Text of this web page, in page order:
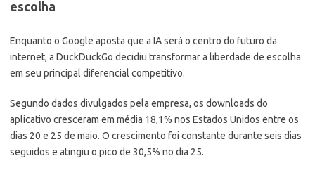
escolha
Enquanto o Google aposta que a IA será o centro do futuro da
internet, a DuckDuckGo decidiu transformar a liberdade de escolha
em seu principal diferencial competitivo.
Segundo dados divulgados pela empresa, os downloads do
aplicativo cresceram em média 18,1% nos Estados Unidos entre os
dias 20 e 25 de maio. O crescimento foi constante durante seis dias
seguidos e atingiu o pico de 30,5% no dia 25.